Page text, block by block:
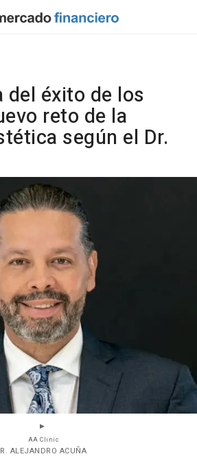
del éxito de los
reto de la
según el Dr.
AA Clinic
ALEJANDRO ACUÑA